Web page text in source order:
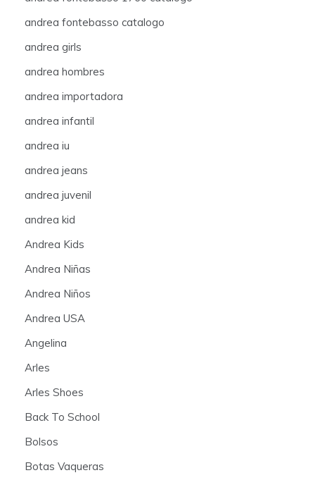
andrea fontebasso catalogo
andrea girls
andrea hombres
andrea importadora
andrea infantil
andrea iu
andrea jeans
andrea juvenil
andrea kid
Andrea Kids
Andrea Niñas
Andrea Niños
Andrea USA
Angelina
Arles
Arles Shoes
Back To School
Bolsos
Botas Vaqueras